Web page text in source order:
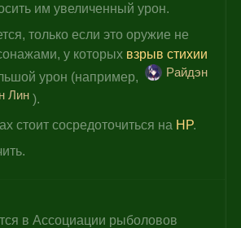
им увеличенный урон.
только если это оружие не
у которых взрыв стихии
урон (например,
Райдэн
Лин ).
стоит сосредоточиться на HP.
в Ассоциации рыболовов